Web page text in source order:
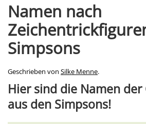
Namen nach
Simpsons
Geschrieben von Silke Menne.
Hier sind die Namen der
aus den Simpsons!